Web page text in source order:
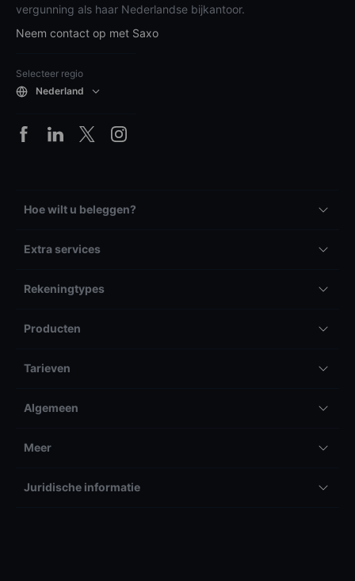
vergunning als haar Nederlandse bijkantoor.
Neem contact op met Saxo
Selecteer regio
Nederland
Hoe wilt u beleggen?
Extra services
Rekeningtypes
Producten
Tarieven
Algemeen
Meer
Juridische informatie